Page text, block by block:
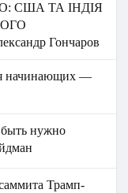
США ТА ІНДІЯ
Гончаров
начинающих —
нужно
Трамп-